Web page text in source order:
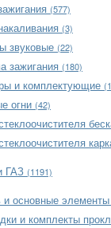
(577)
(3)
звуковые (22)
зажигания (180)
и комплектующие
огни (42)
ГАЗ (1191)
и основные
и комплекты